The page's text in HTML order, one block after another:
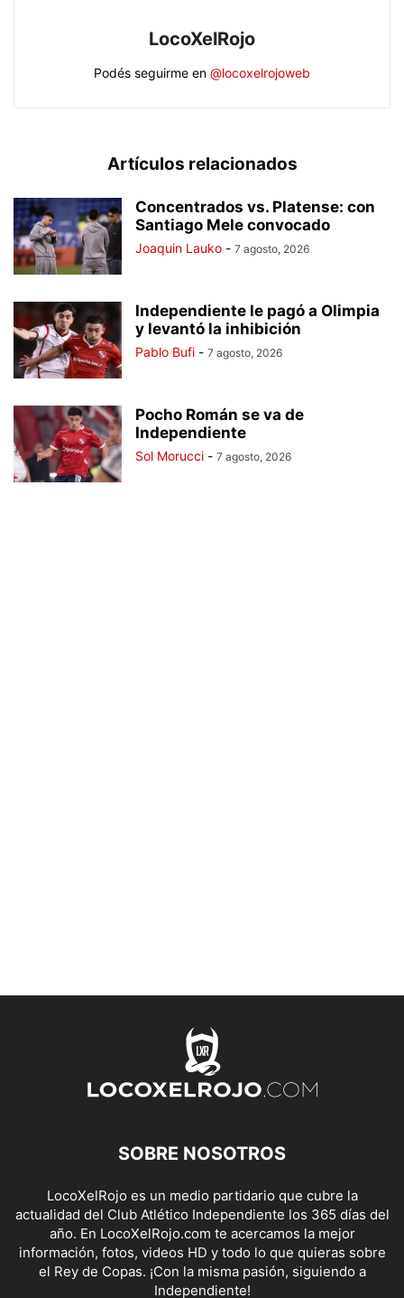
LocoXelRojo
Podés seguirme en @locoxelrojoweb
Artículos relacionados
Concentrados vs. Platense: con
Santiago Mele convocado
Joaquin Lauko - 7 agosto, 2026
Independiente le pagó a Olimpia
y levantó la inhibición
Pablo Bufi - 7 agosto, 2026
Pocho Román se va de
Independiente
Sol Morucci - 7 agosto, 2026
SOBRE NOSOTROS
LocoXelRojo es un medio partidario que cubre la
actualidad del Club Atlético Independiente los 365 días del
año. En LocoXelRojo.com te acercamos la mejor
información, fotos, videos HD y todo lo que quieras sobre
el Rey de Copas. ¡Con la misma pasión, siguiendo a
Independiente!